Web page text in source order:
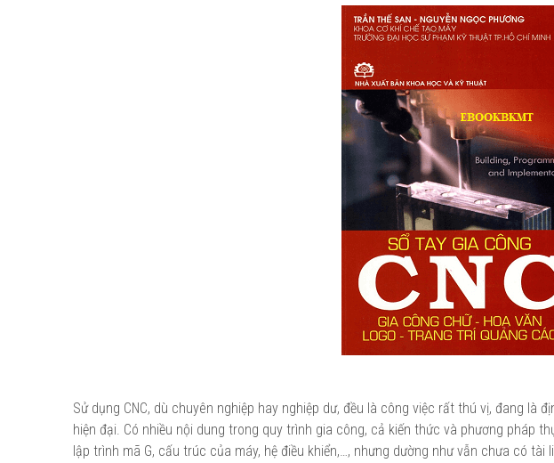
Sử dụng CNC, dù chuyên nghiệp hay nghiệp dư, đều là công việc rất thú vị, đang là
hiện đại. Có nhiều nội dung trong quy trình gia công, cả kiến thức và phương pháp
lập trình mã G, cấu trúc của máy, hệ điều khiển,…, nhưng dường như vẫn chưa có